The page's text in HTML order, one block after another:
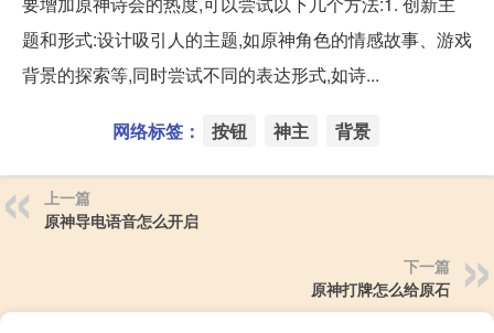
题和形式:设计吸引人的主题,如原神角色的情感故事、游戏
背景的探索等,同时尝试不同的表达形式,如诗...
网络标签： 按钮 神主 背景
上一篇
原神导电语音怎么开启
下一篇
原神打牌怎么给原石